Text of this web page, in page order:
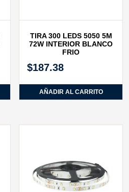
TIRA 300 LEDS 5050 5M
72W INTERIOR BLANCO
FRIO
$187.38
AÑADIR AL CARRITO